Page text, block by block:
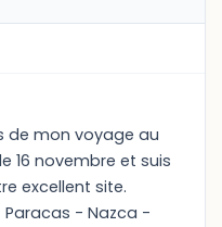
de mon voyage au
16 novembre et suis
excellent site.
Paracas - Nazca -